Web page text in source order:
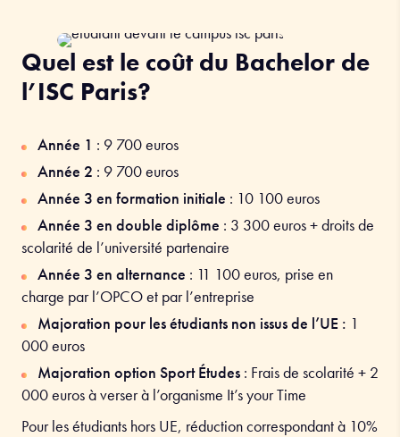
Quel est le coût du Bachelor de
l’ISC Paris?
Année 1 : 9 700euros
Année 2 : 9 700euros
Année 3 en formation initiale : 10 100euros
Année 3 en double diplôme : 3 300 euros + droits de
scolarité de l’université partenaire
Année 3 en alternance : 11 100euros, prise en
charge par l’OPCO et par l’entreprise
Majoration pour les étudiants non issus de l’UE : 1
000 euros
Majoration option Sport Études : Frais de scolarité + 2
000 euros à verser à l’organisme It’s your Time
Pour les étudiants hors UE, réduction correspondant à 10%